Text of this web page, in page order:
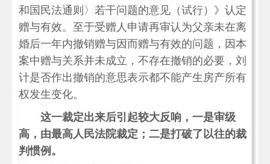
和国民法通则〉若干问题的意见（试行）》认定
赠与有效。至于受赠人申请再审认为父亲未在离
婚后一年内撤销赠与因而赠与有效的问题，因本
案中赠与关系并未成立，不存在撤销的必要，刘
计是否作出撤销的意思表示都不能产生房产所有
权发生变化。
这一裁定出来后引起较大反响，一是审级
高，由最高人民法院裁定；二是打破了以往的裁
判惯例。